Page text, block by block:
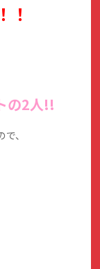
！
の2人!!
、